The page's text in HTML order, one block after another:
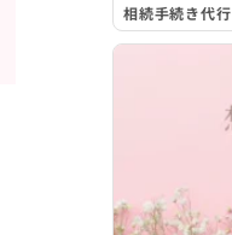
相続手続き代行